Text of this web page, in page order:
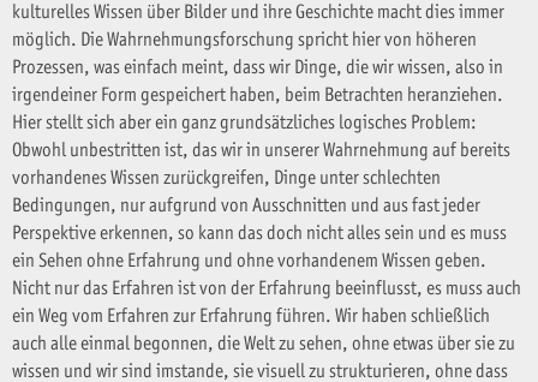
kulturelles Wissen über Bilder und ihre Geschichte macht dies immer
möglich. Die Wahrnehmungsforschung spricht hier von höheren
Prozessen, was einfach meint, dass wir Dinge, die wir wissen, also in
irgendeiner Form gespeichert haben, beim Betrachten heranziehen.
Hier stellt sich aber ein ganz grundsätzliches logisches Problem:
Obwohl unbestritten ist, das wir in unserer Wahrnehmung auf bereits
vorhandenes Wissen zurückgreifen, Dinge unter schlechten
Bedingungen, nur aufgrund von Ausschnitten und aus fast jeder
Perspektive erkennen, so kann das doch nicht alles sein und es muss
ein Sehen ohne Erfahrung und ohne vorhandenem Wissen geben.
Nicht nur das Erfahren ist von der Erfahrung beeinflusst, es muss auch
ein Weg vom Erfahren zur Erfahrung führen. Wir haben schließlich
auch alle einmal begonnen, die Welt zu sehen, ohne etwas über sie zu
wissen und wir sind imstande, sie visuell zu strukturieren, ohne dass